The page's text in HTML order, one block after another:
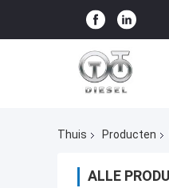
Thuis Producten
ALLE